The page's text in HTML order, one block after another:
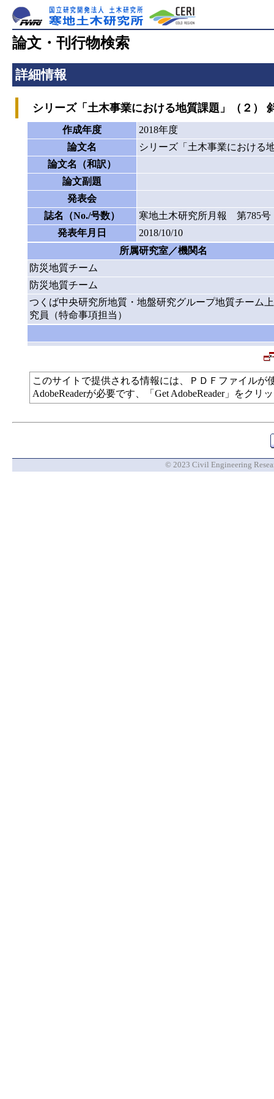
論文・刊行物検索
詳細情報
シリーズ「土木事業における地質課題」（２）
作成年度
2018年度
論文名
シリーズ「土木事業における
論文名（和訳）
論文副題
発表会
誌名（No./号数）
寒地土木研究所月報 第785号
発表年月日
2018/10/10
所属研究室／機関名
防災地質チーム
防災地質チーム
つくば中央研究所地質・地盤研究グループ地質チーム
究員（特命事項担当）
このサイトで提供される情報には、ＰＤＦファイル
AdobeReaderが必要です、「Get AdobeReader」をク
© 2023 Civil Engineering